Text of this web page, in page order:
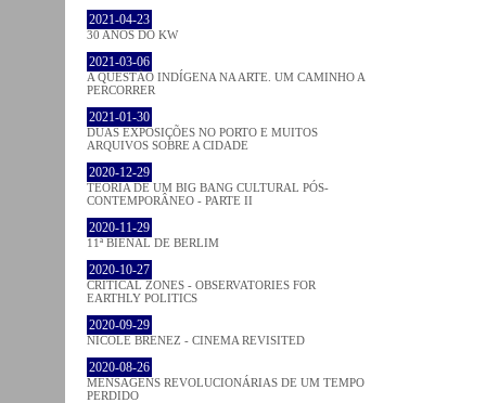
2021-04-23
30 ANOS DO KW
2021-03-06
A QUESTÃO INDÍGENA NA ARTE. UM CAMINHO A
PERCORRER
2021-01-30
DUAS EXPOSIÇÕES NO PORTO E MUITOS
ARQUIVOS SOBRE A CIDADE
2020-12-29
TEORIA DE UM BIG BANG CULTURAL PÓS-
CONTEMPORÂNEO - PARTE II
2020-11-29
11ª BIENAL DE BERLIM
2020-10-27
CRITICAL ZONES - OBSERVATORIES FOR
EARTHLY POLITICS
2020-09-29
NICOLE BRENEZ - CINEMA REVISITED
2020-08-26
MENSAGENS REVOLUCIONÁRIAS DE UM TEMPO
PERDIDO